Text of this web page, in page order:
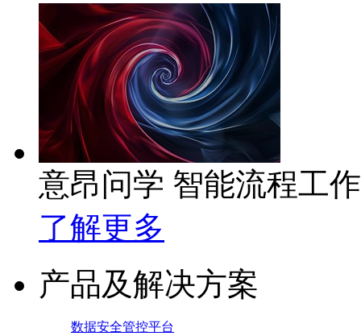
意昂问学 智能流程工
了解更多
产品及解决方案
数据安全管控平台